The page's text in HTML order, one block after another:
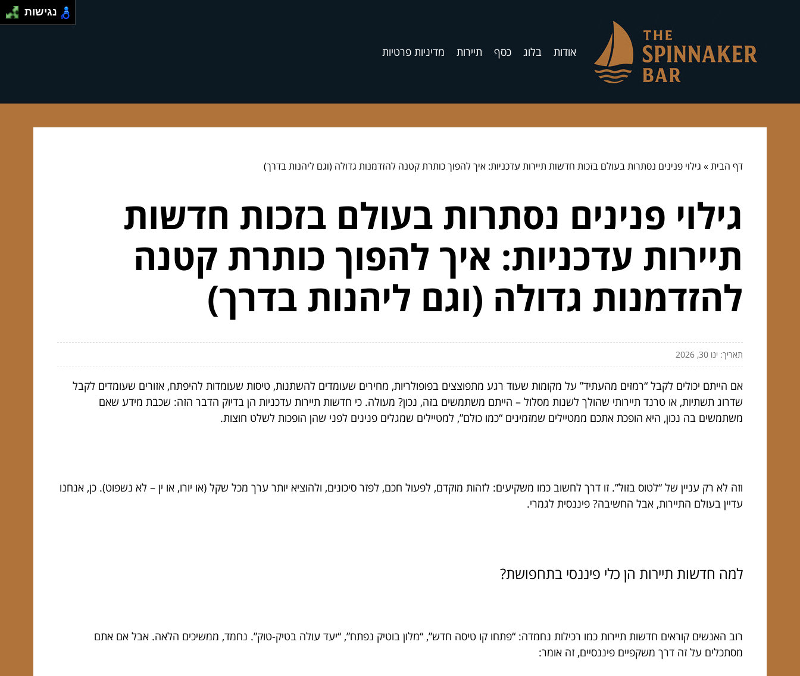
אודות בלוג כסף תיירות מדיניות פרטיות
דף הבית» גילוי פנינים נסתרות בעולם בזכות חדשות תיירות עדכניות: איך להפוך כותרת קטנה להזדמנות גדולה (וגם ליהנות בדרך)
גילוי פנינים נסתרות בעולם בזכות חדשות
תיירות עדכניות: איך להפוך כותרת קטנה
להזדמנות גדולה (וגם ליהנות בדרך)
תאריך: ינו 30, 2026
אם הייתם יכולים לקבל “רמזים מהעתיד” על מקומות שעוד רגע מתפוצצים בפופולריות, מחירים שעומדים להשתנות, טיסות שעומדות להיפתח, אזורים שעומדים לקבל
שדרוג תשתיות, או טרנד תיירותי שהולך לשנות מסלול – הייתם משתמשים בזה, נכון? מעולה. כי חדשות תיירות עדכניות הן בדיוק הדבר הזה: שכבת מידע שאם
משתמשים בה נכון, היא הופכת אתכם ממטיילים שמזמינים “כמו כולם”, למטיילים שמגלים פנינים לפני שהן הופכות לשלט חוצות.
וזה לא רק עניין של “לטוס בזול”. זו דרך לחשוב כמו משקיעים: לזהות מוקדם, לפעול חכם, לפזר סיכונים, ולהוציא יותר ערך מכל שקל (או יורו, או ין – לא נשפוט). כן, אנחנו
עדיין בעולם התיירות, אבל החשיבה? פיננסית לגמרי.
למה חדשות תיירות הן כלי פיננסי בתחפושת?
רוב האנשים קוראים חדשות תיירות כמו רכילות נחמדה: “פתחו קו טיסה חדש”, “מלון בוטיק נפתח”, “יעד עולה בטיק-טוק”. נחמד, ממשיכים הלאה. אבל אם אתם
מסתכלים על זה דרך משקפיים פיננסיים, זה אומר:
נגישות